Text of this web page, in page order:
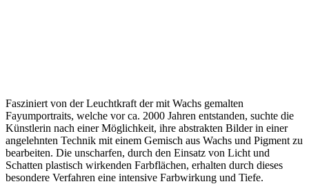
Fasziniert von der Leuchtkraft der mit Wachs gemalten
Fayumportraits, welche vor ca. 2000 Jahren entstanden, suchte die
Künstlerin nach einer Möglichkeit, ihre abstrakten Bilder in einer
angelehnten Technik mit einem Gemisch aus Wachs und Pigment zu
bearbeiten. Die unscharfen, durch den Einsatz von Licht und
Schatten plastisch wirkenden Farbflächen, erhalten durch dieses
besondere Verfahren eine intensive Farbwirkung und Tiefe.